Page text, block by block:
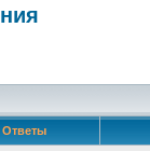
Ответы